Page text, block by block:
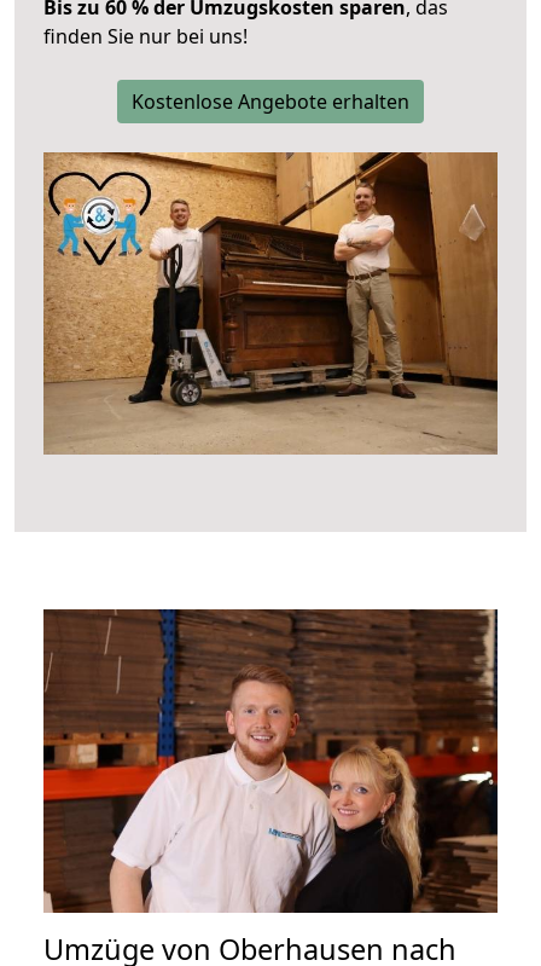
Bis zu 60 % der Umzugskosten sparen, das
finden Sie nur bei uns!
Kostenlose Angebote erhalten
Umzüge von Oberhausen nach